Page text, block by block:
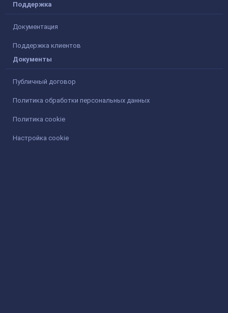
Поддержка
Документация
Поддержка клиентов
Документы
Публичный договор
Политика обработки персональных данных
Политика cookie
Настройка cookie